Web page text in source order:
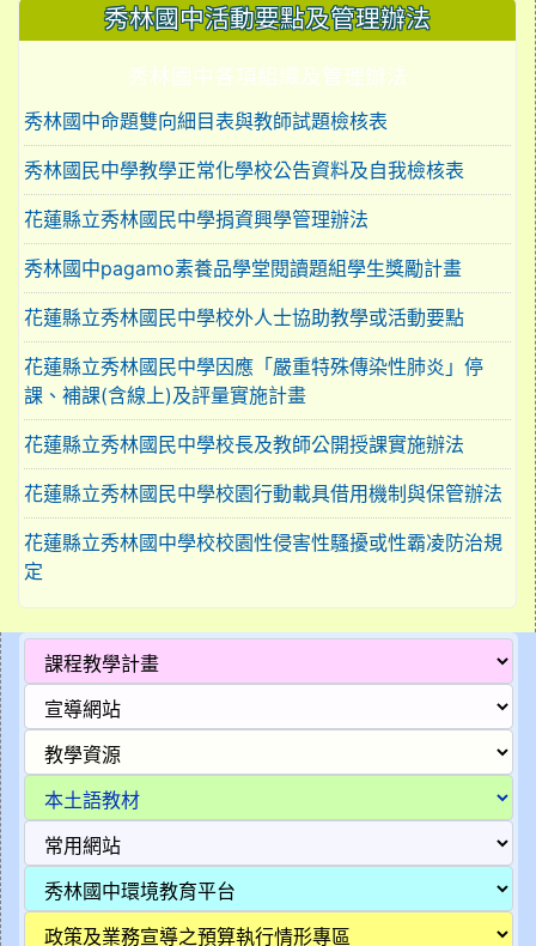
秀林國中活動要點及管理辦法
秀林國中各項組織及管理辦法
秀林國中命題雙向細目表與教師試題檢核表
秀林國民中學教學正常化學校公告資料及自我檢核表
花蓮縣立秀林國民中學捐資興學管理辦法
秀林國中pagamo素養品學堂閱讀題組學生獎勵計畫
花蓮縣立秀林國民中學校外人士協助教學或活動要點
花蓮縣立秀林國民中學因應「嚴重特殊傳染性肺炎」停
課、補課(含線上)及評量實施計畫
花蓮縣立秀林國民中學校長及教師公開授課實施辦法
花蓮縣立秀林國民中學校園行動載具借用機制與保管辦法
花蓮縣立秀林國中學校校園性侵害性騷擾或性霸凌防治規
定